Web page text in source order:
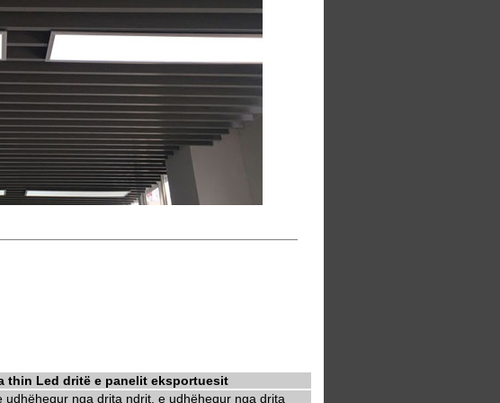
thin Led dritë e panelit eksportuesit
nga drita ndrit, e udhëhequr nga drita